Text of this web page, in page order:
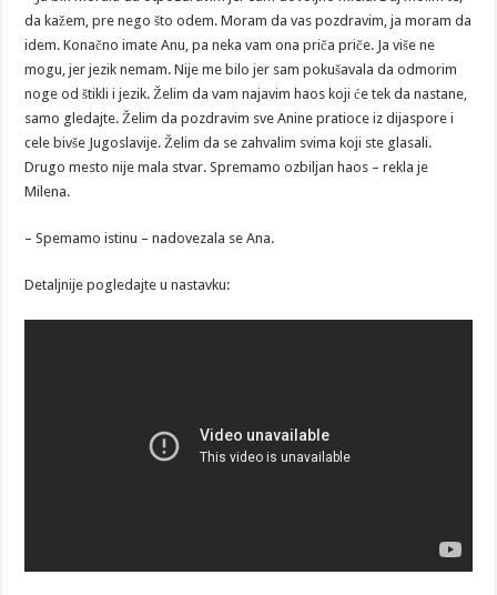
da kažem, pre nego što odem. Moram da vas pozdravim, ja moram da
idem. Konačno imate Anu, pa neka vam ona priča priče. Ja više ne
mogu, jer jezik nemam. Nije me bilo jer sam pokušavala da odmorim
noge od štikli i jezik. Želim da vam najavim haos koji će tek da nastane,
samo gledajte. Želim da pozdravim sve Anine pratioce iz dijaspore i
cele bivše Jugoslavije. Želim da se zahvalim svima koji ste glasali.
Drugo mesto nije mala stvar. Spremamo ozbiljan haos – rekla je
Milena.
– Spemamo istinu – nadovezala se Ana.
Detaljnije pogledajte u nastavku: